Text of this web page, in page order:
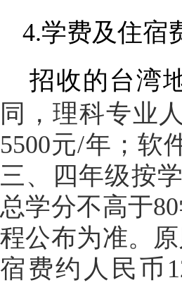
4.学费及住宿
招收的台湾
同，理科专业
5500元/年；软
三、四年级按
总学分不高于
程公布为准。
宿费约人民币